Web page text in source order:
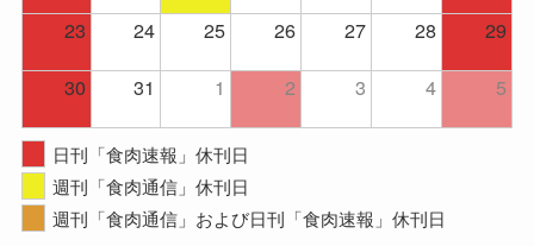
23
24 25 26 27 28
29
30
31 1 2 3 4 5
日刊「食肉速報」休刊日
週刊「食肉通信」休刊日
週刊「食肉通信」および日刊「食肉速報」休刊日